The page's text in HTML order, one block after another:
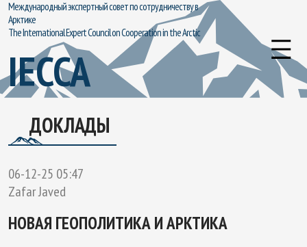
Международный экспертный совет по сотрудничеству в
Арктике
The International Expert Council on Cooperation in the Arctic
IECCA
ДОКЛАДЫ
06-12-25 05:47
Zafar Javed
НОВАЯ ГЕОПОЛИТИКА И АРКТИКА